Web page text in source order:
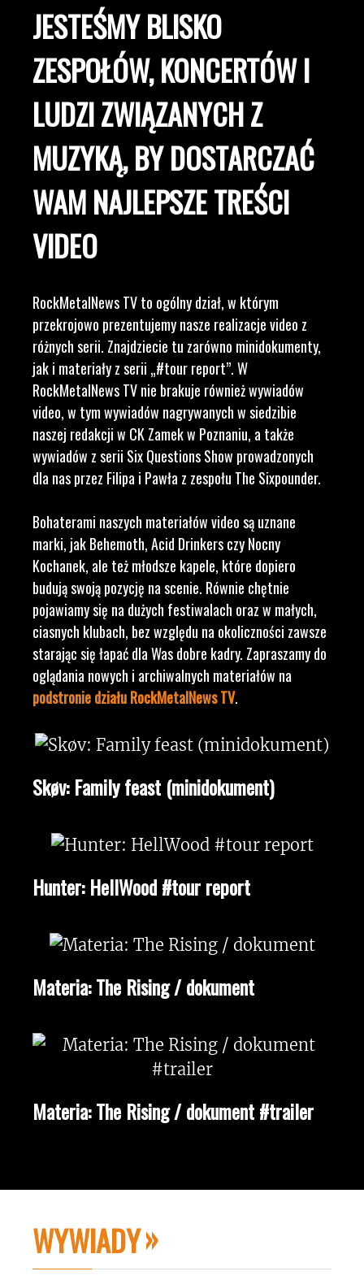
JESTEŚMY BLISKO
ZESPOŁÓW, KONCERTÓW I
LUDZI ZWIĄZANYCH Z
MUZYKĄ, BY DOSTARCZAĆ
WAM NAJLEPSZE TREŚCI
VIDEO
RockMetalNews TV to ogólny dział, w którym
przekrojowo prezentujemy nasze realizacje video z
różnych serii. Znajdziecie tu zarówno minidokumenty,
jak i materiały z serii „#tour report”. W
RockMetalNews TV nie brakuje również wywiadów
video, w tym wywiadów nagrywanych w siedzibie
naszej redakcji w CK Zamek w Poznaniu, a także
wywiadów z serii Six Questions Show prowadzonych
dla nas przez Filipa i Pawła z zespołu The Sixpounder.
Bohaterami naszych materiałów video są uznane
marki, jak Behemoth, Acid Drinkers czy Nocny
Kochanek, ale też młodsze kapele, które dopiero
budują swoją pozycję na scenie. Równie chętnie
pojawiamy się na dużych festiwalach oraz w małych,
ciasnych klubach, bez względu na okoliczności zawsze
starając się łapać dla Was dobre kadry. Zapraszamy do
oglądania nowych i archiwalnych materiałów na
podstronie działu RockMetalNews TV.
Skøv: Family feast (minidokument)
Hunter: HellWood #tour report
Materia: The Rising / dokument
Materia: The Rising / dokument #trailer
WYWIADY